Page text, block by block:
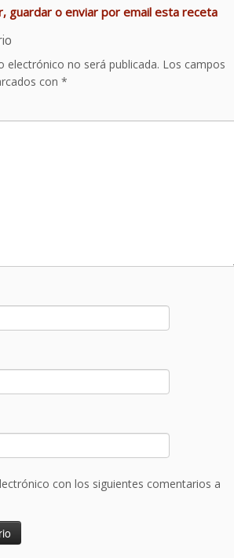
guardar o enviar por email esta receta
electrónico no será publicada. Los campos
con *
con los siguientes comentarios a